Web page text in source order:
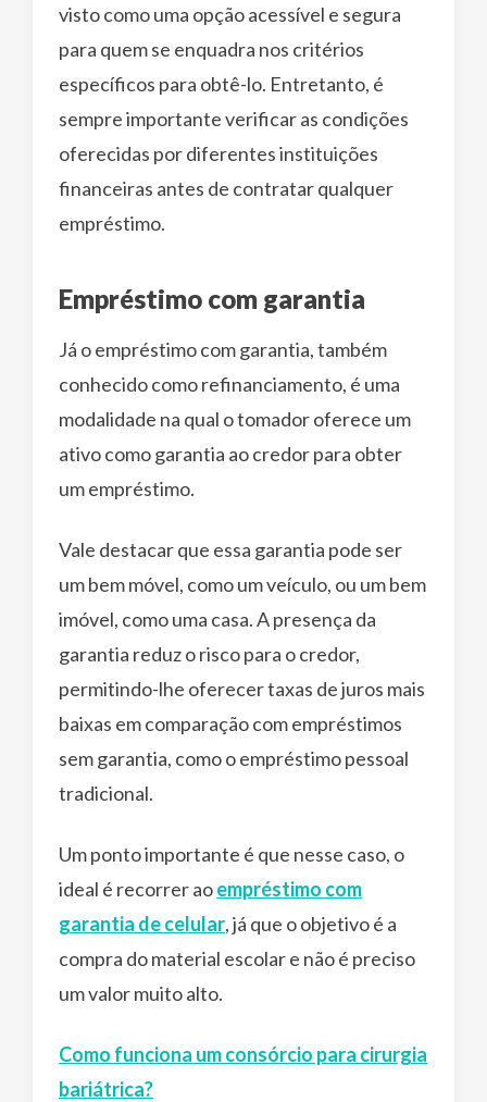
visto como uma opção acessível e segura
para quem se enquadra nos critérios
específicos para obtê-lo. Entretanto, é
sempre importante verificar as condições
oferecidas por diferentes instituições
financeiras antes de contratar qualquer
empréstimo.
Empréstimo com garantia
Já o empréstimo com garantia, também
conhecido como refinanciamento, é uma
modalidade na qual o tomador oferece um
ativo como garantia ao credor para obter
um empréstimo.
Vale destacar que essa garantia pode ser
um bem móvel, como um veículo, ou um bem
imóvel, como uma casa. A presença da
garantia reduz o risco para o credor,
permitindo-lhe oferecer taxas de juros mais
baixas em comparação com empréstimos
sem garantia, como o empréstimo pessoal
tradicional.
Um ponto importante é que nesse caso, o
ideal é recorrer aoempréstimo com
garantia de celular, já que o objetivo é a
compra do material escolar e não é preciso
um valor muito alto.
Como funciona um consórcio para cirurgia
bariátrica?